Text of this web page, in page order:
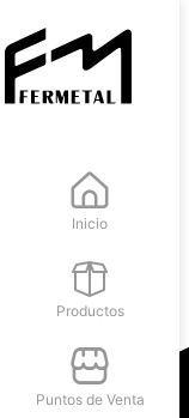
Inicio
Productos
Puntos de Venta